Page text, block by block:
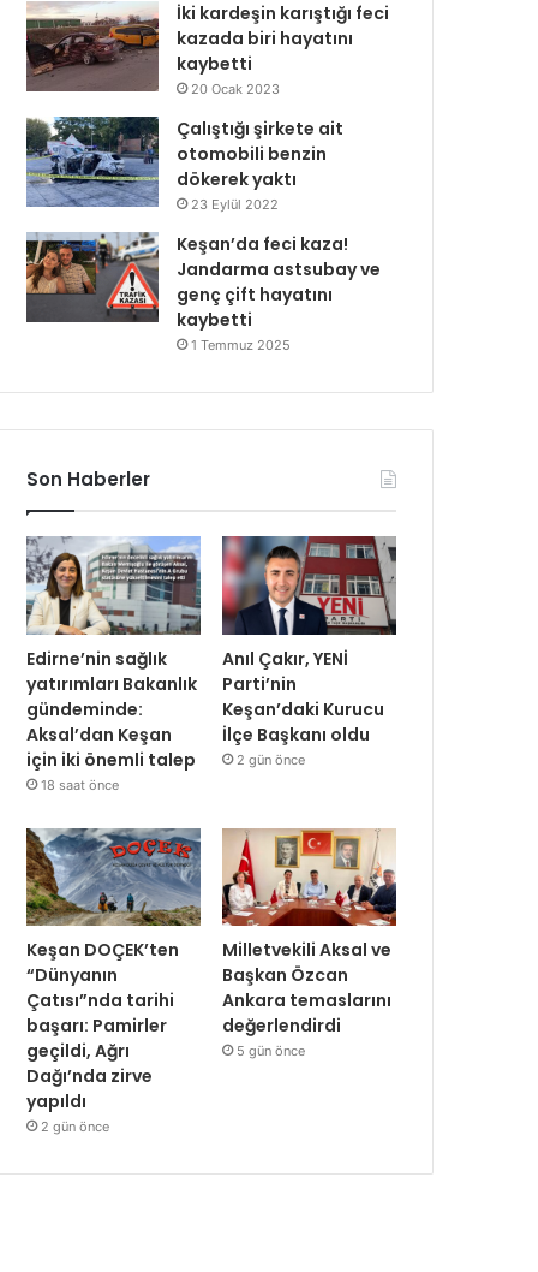
İki kardeşin karıştığı feci
kazada biri hayatını
kaybetti
20 Ocak 2023
Çalıştığı şirkete ait
otomobili benzin
dökerek yaktı
23 Eylül 2022
Keşan’da feci kaza!
Jandarma astsubay ve
genç çift hayatını
kaybetti
1 Temmuz 2025
Son Haberler
Edirne’nin sağlık
yatırımları Bakanlık
gündeminde:
Aksal’dan Keşan
için iki önemli talep
18 saat önce
Anıl Çakır, YENİ
Parti’nin
Keşan’daki Kurucu
İlçe Başkanı oldu
2 gün önce
Keşan DOÇEK’ten
“Dünyanın
Çatısı”nda tarihi
başarı: Pamirler
geçildi, Ağrı
Dağı’nda zirve
yapıldı
2 gün önce
Milletvekili Aksal ve
Başkan Özcan
Ankara temaslarını
değerlendirdi
5 gün önce